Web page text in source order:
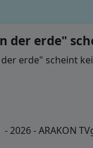
erde"
erde" scheint
2026 - ARAKON